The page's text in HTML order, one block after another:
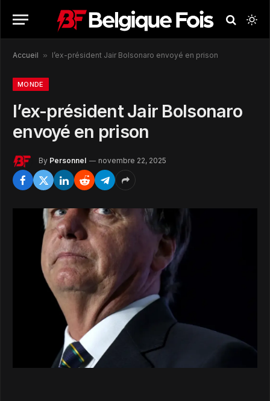
Accueil » l’ex-président Jair Bolsonaro envoyé en prison
MONDE
l’ex-président Jair Bolsonaro
envoyé en prison
By Personnel novembre 22, 2025